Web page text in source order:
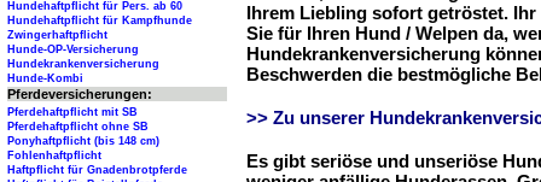
Ihrem Liebling sofort getröstet.
Sie für Ihren Hund / Welpen da,
Hundekrankenversicherung
Beschwerden die bestmögliche
>> Zu unserer
Es gibt seriöse und unseriöse
Hundehaftpflicht für Pers. ab 60
Hundehaftpflicht für Kampfhunde
Zwingerhaftpflicht
Hunde-OP-Versicherung
Hundekrankenversicherung
Hunde-Kombi
Pferdeversicherungen:
Pferdehaftpflicht mit SB
Pferdehaftpflicht ohne SB
Ponyhaftpflicht (bis 148 cm)
Fohlenhaftpflicht
Haftpflicht für Gnadenbrotpferde